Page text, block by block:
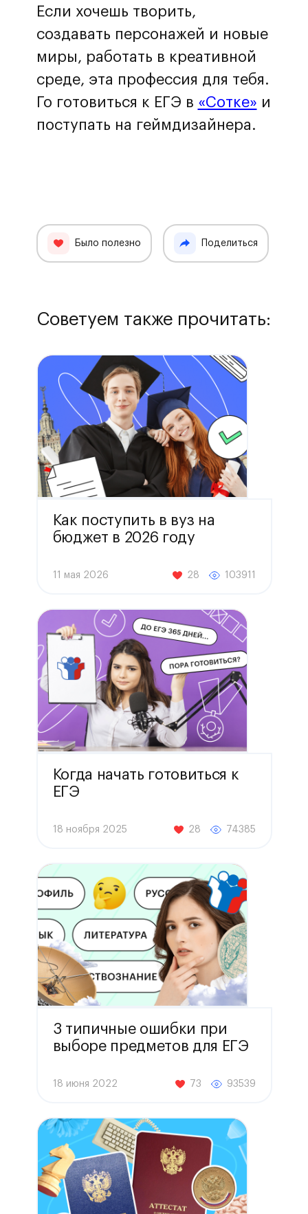
Если хочешь творить,
создавать персонажей и новые
миры, работать в креативной
среде, эта профессия для тебя.
Го готовиться к ЕГЭ в «Сотке» и
поступать на геймдизайнера.
Было полезно Поделиться
Советуем также прочитать:
Как поступить в вуз на
бюджет в 2026 году
11 мая 2026 28 103911
Когда начать готовиться к
ЕГЭ
18 ноября 2025 28 74385
3 типичные ошибки при
выборе предметов для ЕГЭ
18 июня 2022 73 93539